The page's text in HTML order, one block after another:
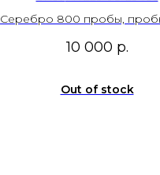
Серебро 800 пробы,
10 000 р.
Out of stock